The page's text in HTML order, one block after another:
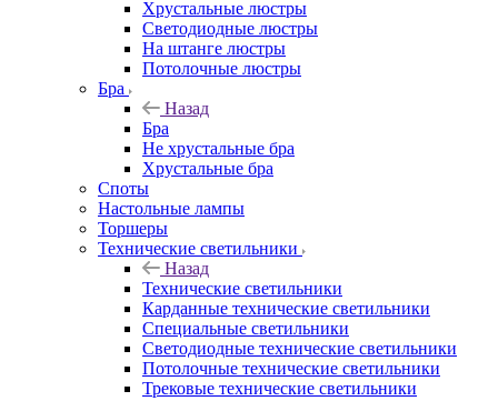
Хрустальные люстры
Светодиодные люстры
На штанге люстры
Потолочные люстры
Бра
Назад
Бра
Не хрустальные бра
Хрустальные бра
Споты
Настольные лампы
Торшеры
Технические светильники
Назад
Технические светильники
Карданные технические светильники
Специальные светильники
Светодиодные технические светильники
Потолочные технические светильники
Трековые технические светильники